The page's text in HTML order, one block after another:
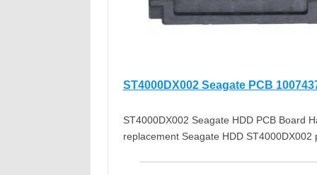
ST4000DX002 Seagate PCB
ST4000DX002 Seagate HDD PCB Board
replacement Seagate HDD ST4000DX002